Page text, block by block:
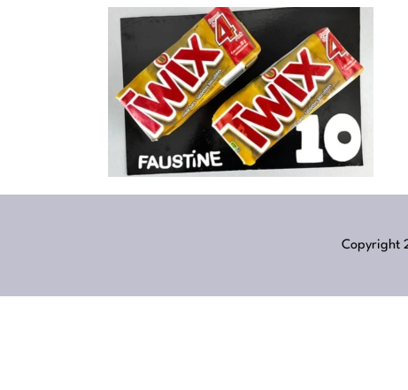
Copyright